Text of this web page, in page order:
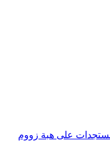
على هبة زووم